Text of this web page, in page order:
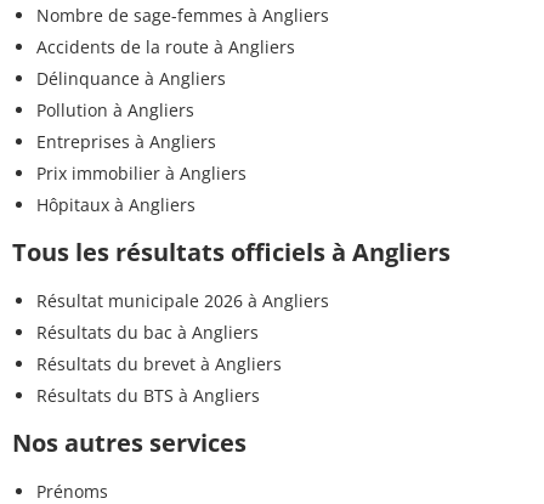
Nombre de sage-femmes à Angliers
Accidents de la route à Angliers
Délinquance à Angliers
Pollution à Angliers
Entreprises à Angliers
Prix immobilier à Angliers
Hôpitaux à Angliers
Tous les résultats officiels à Angliers
Résultat municipale 2026 à Angliers
Résultats du bac à Angliers
Résultats du brevet à Angliers
Résultats du BTS à Angliers
Nos autres services
Prénoms